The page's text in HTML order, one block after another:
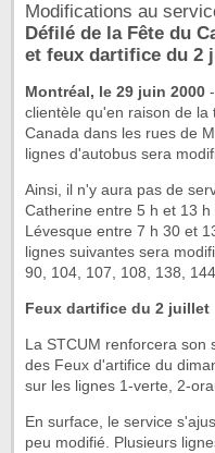
Modifications au
Défilé de la Fête du
et feux dartifice du 2
Montréal, le 29 juin 2000 -
clientèle qu'en raison de
Canada dans les rues de
lignes d'autobus sera
Ainsi, il n'y aura pas de
Catherine entre 5 h et 13
Lévesque entre 7 h 30 et
lignes suivantes sera
90, 104, 107, 108, 138,
Feux dartifice du 2 juillet
La STCUM renforcera son
des Feux d'artifice du
sur les lignes 1-verte, 2-
En surface, le service
peu modifié. Plusieurs